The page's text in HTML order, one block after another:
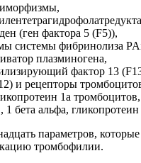
(ген фактора 5 (F5)),
системы фибринолиза
плазминогена,
фактор 13
и рецепторы
1a
1 бета альфа,
параметров,
тромбофилии.